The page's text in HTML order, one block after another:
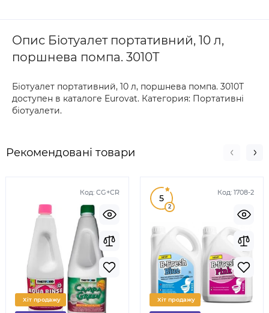
Опис Біотуалет портативний, 10 л,
поршнева помпа. 3010T
Біотуалет портативний, 10 л, поршнева помпа. 3010T
доступен в каталоге Eurovat. Категория: Портативні
біотуалети.
Рекомендовані товари
Код: CG+CR
Хіт продажу
Код: 1708-2
5
2
Хіт продажу